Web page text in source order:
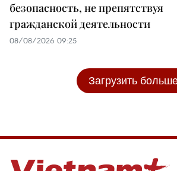
безопасность, не препятствуя
гражданской деятельности
08/08/2026 09:25
Загрузить